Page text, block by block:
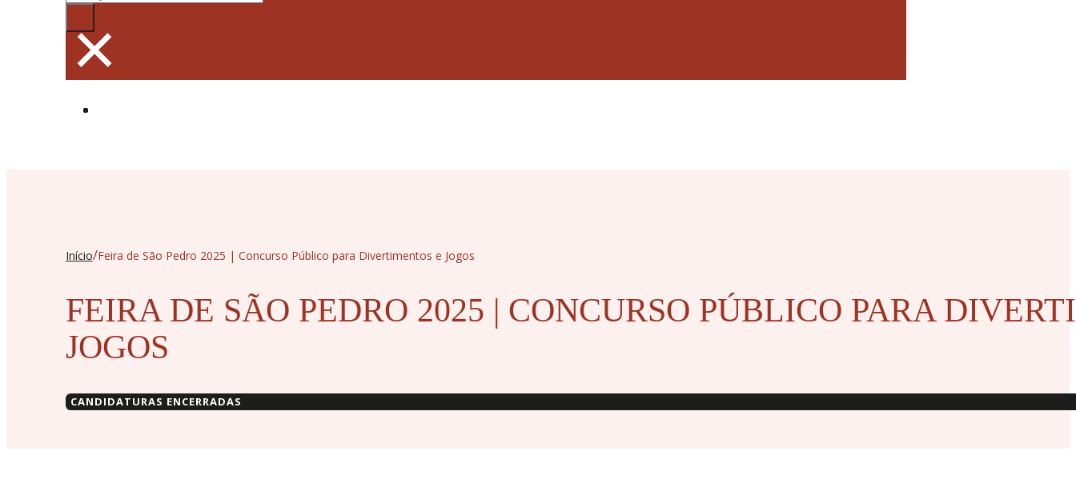
×
Início/Feira de São Pedro 2025 | Concurso Público para Divertimentos e Jogos
FEIRA DE SÃO PEDRO 2025 | CONCURSO PÚBLICO PARA
JOGOS
CANDIDATURAS ENCERRADAS